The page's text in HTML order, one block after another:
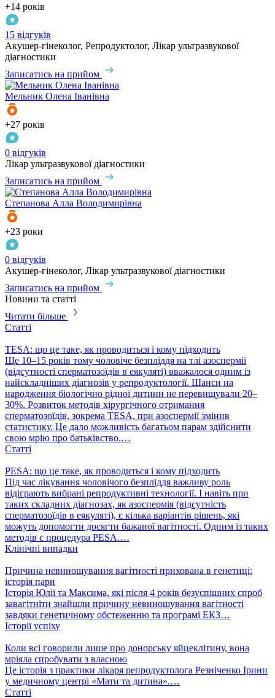
+14 років
15 відгуків
Акушер-гінеколог, Репродуктолог, Лікар ультразвукової
діагностики
Записатись на прийом
Мельник Олена Іванівна
+27 років
0 відгуків
Лікар ультразвукової діагностики
Записатись на прийом
Степанова Алла Володимирівна
+23 роки
0 відгуків
Акушер-гінеколог, Лікар ультразвукової діагностики
Записатись на прийом
Новини та статті
Читати більше
Статті
TESA: що це таке, як проводиться і кому підходить
​Ще 10–15 років тому чоловіче безпліддя на тлі азоспермії
(відсутності сперматозоїдів в еякуляті) вважалося одним із
найскладніших діагнозів у репродуктології. Шанси на
народження біологічно рідної дитини не перевищували 20–
30%. Розвиток методів хірургічного отримання
сперматозоїдів, зокрема TESA, при азоспермії змінив
статистику. Це дало можливість багатьом парам здійснити
свою мрію про батьківство.…
Статті
PESA: що це таке, як проводиться і кому підходить
Під час лікування чоловічого безпліддя важливу роль
відіграють вибрані репродуктивні технології. І навіть при
таких складних діагнозах, як азоспермія (відсутність
сперматозоїдів в еякуляті), є кілька варіантів рішень, які
можуть допомогти досягти бажаної вагітності. Одним із таких
методів є процедура PESA.…
Клінічні випадки
Причина невиношування вагітності прихована в генетиці:
історія пари
Історія Юлії та Максима, які після 4 років безуспішних спроб
завагітніти знайшли причину невиношування вагітності
завдяки генетичному обстеженню та програмі ЕКЗ…
Історії успіху
Коли всі говорили лише про донорську яйцеклітину, вона
мріяла спробувати з власною
Це історія з практики лікаря репродуктолога Резніченко Ірини
у медичному центрі «Мати та дитина».…
Статті